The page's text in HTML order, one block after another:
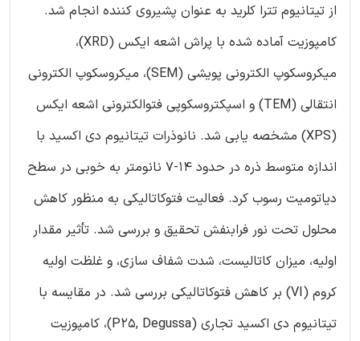
از تیتانیوم تترا کلرید به عنوان پشیروی کننده انجام شد.
کامپوزیت آماده شده با پراش اشعه ایکس (XRD)،
میکروسکوپ الکترونی پویشی (SEM)، میکروسکوپ الکترونی
انتقالی (TEM) و اسپکتروسکوپی فتوالکترونی اشعه ایکس
(XPS) مشخصه یابی شد. نانوذرات تیتانیوم دی اکسید با
اندازه متوسط ذره در حدود 14-7 نانومتر به خوبی در سطح
دیاتومیت رسوب کرد. فعالیت فتوکاتالیکی به منظور کاهش
محلول تحت نور فرابنفش تحقیق و بررسی شد. تأثیر مقدار
اولیه، میزان کاتالیست، شدت شفاف سازی، و غلظت اولیه
کروم (VI) بر کاهش فتوکاتالیکی بررسی شد. در مقایسه با
تیتانیوم دی اکسید تجاری (P25, Degussa)، کامپوزیت